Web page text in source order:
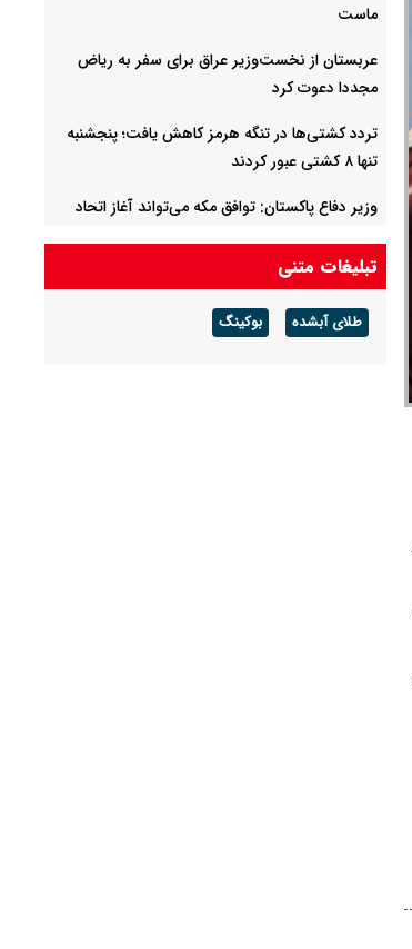
ماست
عربستان از نخست‌وزیر عراق برای سفر به ریاض
مجددا دعوت کرد
تردد کشتی‌ها در تنگه هرمز کاهش یافت؛ پنجشنبه
تنها ۸ کشتی عبور کردند
وزیر دفاع پاکستان: توافق مکه می‌تواند آغاز اتحاد
سایر کشورهای اسلامی بسته باشد
۱۱ سناتور آمریکایی قطعنامه توقف جنگ با ایران را
ارائه کردند
تبلیغات متنی
طلای آبشده بوکینگ